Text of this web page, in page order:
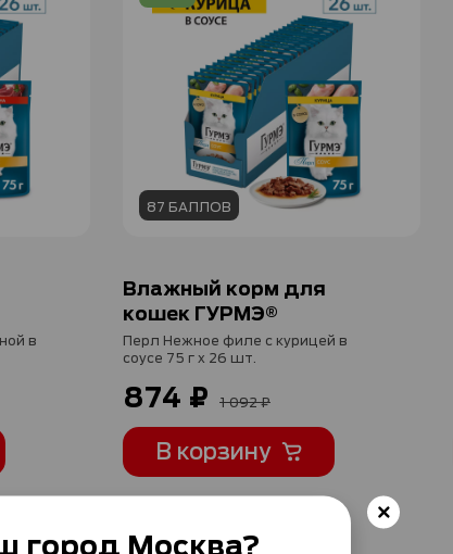
город Москва?
в
87 БАЛЛОВ
Влажный корм для
кошек ГУРМЭ®
Перл Нежное филе с курицей в
соусе 75 г x 26 шт.
874 ₽ 1 092 ₽
В корзину